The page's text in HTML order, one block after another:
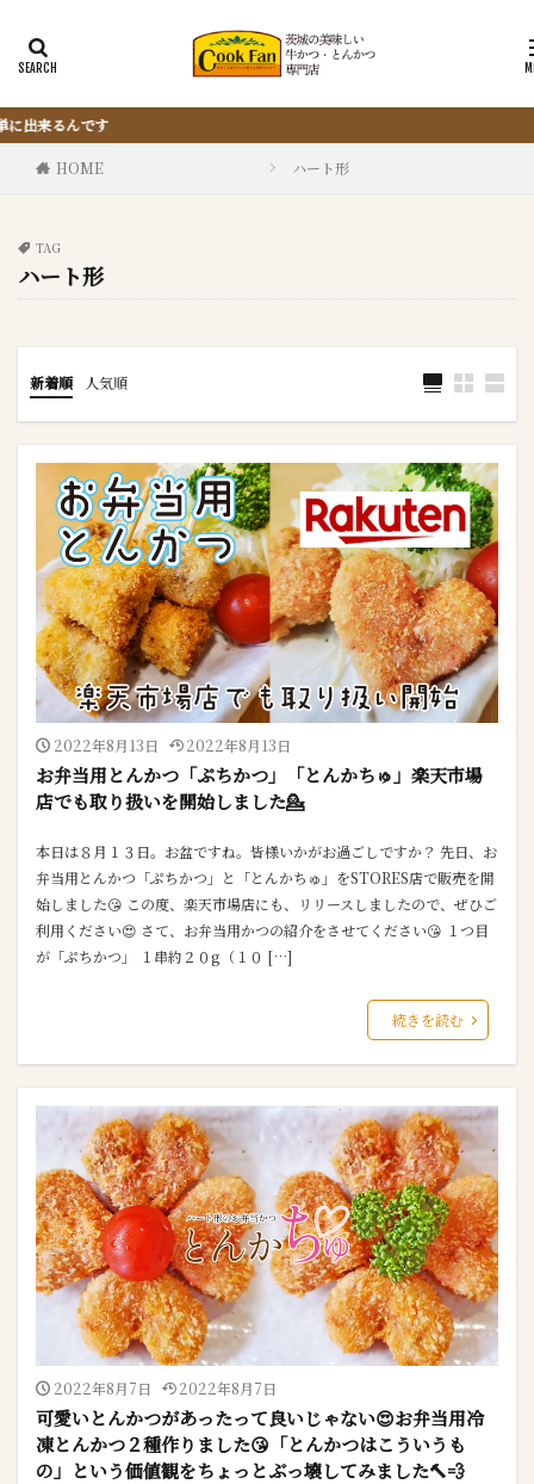
HOME ハート形
TAG
ハート形
新着順 人気順
2022年8月13日 2022年8月13日
お弁当用とんかつ「ぷちかつ」「とんかちゅ」楽天市場
店でも取り扱いを開始しました💁
本日は８月１３日。お盆ですね。皆様いかがお過ごしですか？ 先日、お
弁当用とんかつ「ぷちかつ」と「とんかちゅ」をSTORES店で販売を開
始しました😘 この度、楽天市場店にも、リリースしましたので、ぜひご
利用ください😍 さて、お弁当用かつの紹介をさせてください😘 １つ目
が「ぷちかつ」 １串約２０g（１０ […]
続きを読む
2022年8月7日 2022年8月7日
可愛いとんかつがあったって良いじゃない😍お弁当用冷
凍とんかつ２種作りました😘「とんかつはこういうも
の」という価値観をちょっとぶっ壊してみました🔨💨